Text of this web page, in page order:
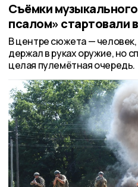
Съёмки
псалом» стартовали
В центре сюжета — человек,
держал в руках оружие, но
целая пулемётная очередь.